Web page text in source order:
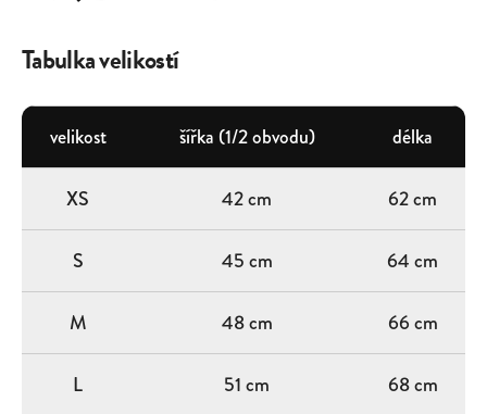
Tabulka velikostí
velikost šířka (1/2 obvodu) délka
XS 42 cm 62 cm
S 45 cm 64 cm
M 48 cm 66 cm
L 51 cm 68 cm